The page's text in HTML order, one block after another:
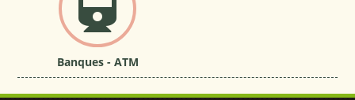
Banques - ATM